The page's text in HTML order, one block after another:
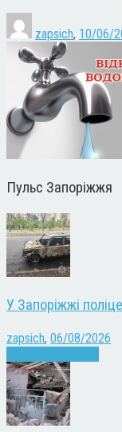
zapsich, 10/06/
Пульс Запоріжжя
У Запоріжжі
zapsich, 06/08/2026